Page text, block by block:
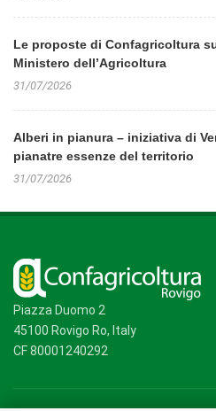
Le proposte di Confagricoltura
Ministero dell’Agricoltura
31/07/2026
Alberi in pianura – iniziativa di
pianatre essenze del territorio
31/07/2026
Piazza Duomo 2
45100 Rovigo Ro, Italy
CF 80001240292